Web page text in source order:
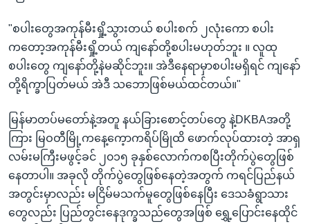
"စပါးတွေအကုန်မီးရှို့သွားတယ် စပါးစက် ၂လုံးကော စပါး
ကတော့အကုန်မီးရှို့တယ် ကျနော်တို့စပါးမဟုတ်ဘူး ။ လူထု
စပါးတွေ ကျနော်တို့နဲမဆိုင်ဘူး။ အဲဒီနေရာမှာစပါးမရှိရင် ကျနော်
တို့ရိက္ခာပြတ်မယ် အဲဒီ သဘောဖြစ်မယ်ထင်တယ်။"
မြန်မာတပ်မတော်နဲ့အတူ နယ်ခြားစောင့်တပ်တွေ နဲ့DKBAအတို့
ကြား မြဝတီမြို့ကနေ့ကေ့ာကရိပ်မြိုထိ ဖောက်လုပ်ထားတဲ့ အာရှ
လမ်းမကြီးမဖွင့်ခင် ၂၀၁၅ ခုနှစ်လောက်ကစပြီးတိုက်ပွဲတွေဖြစ်
နေတာပါ။ အခုလို တိုက်ပွဲတွေဖြစ်နေတဲ့အတွက် ကရင်ပြည်နယ်
အတွင်းမှာလည်း မငြိမ်မသက်မူတွေဖြစ်နေပြီး ဒေသခံရွာသား
တွေလည်း ပြည်တွင်းနေဒုက္ခသည်တွေအဖြစ် ရွှေ့ပြောင်းနေထိုင်